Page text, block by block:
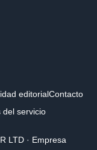
editorialContacto
del servicio
LTD · Empresa